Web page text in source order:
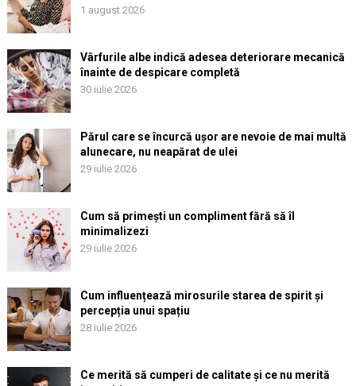
1 august 2026
Vârfurile albe indică adesea deteriorare mecanică
înainte de despicare completă
30 iulie 2026
Părul care se încurcă ușor are nevoie de mai multă
alunecare, nu neapărat de ulei
29 iulie 2026
Cum să primești un compliment fără să îl
minimalizezi
29 iulie 2026
Cum influențează mirosurile starea de spirit și
percepția unui spațiu
28 iulie 2026
Ce merită să cumperi de calitate și ce nu merită